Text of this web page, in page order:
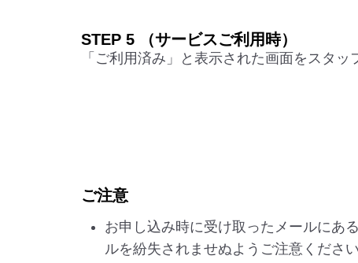
STEP 5 （サービスご利用時）
「ご利用済み」と表示された画面をスタッ
ご注意
お申し込み時に受け取ったメールにあ
ルを紛失されませぬようご注意ください